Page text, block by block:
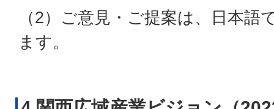
（2）ご意見・ご提案は、日本
ます。